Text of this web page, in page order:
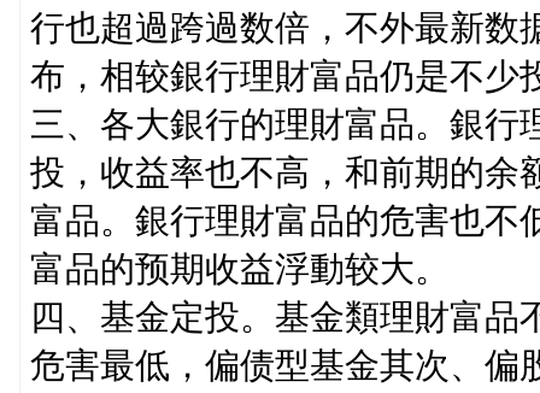
行也超過跨過数倍，不外最新数
布，相较銀行理財富品仍是不少
三、各大銀行的理財富品。銀行
投，收益率也不高，和前期的余
富品。銀行理財富品的危害也不
富品的预期收益浮動较大。
四、基金定投。基金類理財富品
危害最低，偏债型基金其次、偏